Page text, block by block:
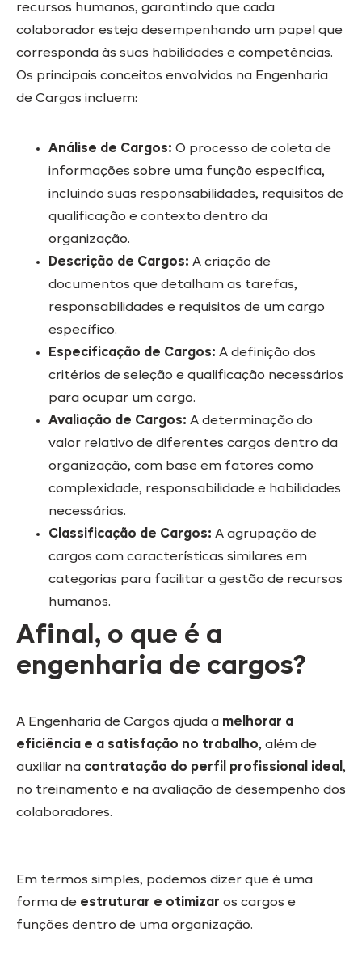
recursos humanos, garantindo que cada
colaborador esteja desempenhando um papel que
corresponda às suas habilidades e competências.
Os principais conceitos envolvidos na Engenharia
de Cargos incluem:
Análise de Cargos: O processo de coleta de
informações sobre uma função específica,
incluindo suas responsabilidades, requisitos de
qualificação e contexto dentro da
organização.
Descrição de Cargos: A criação de
documentos que detalham as tarefas,
responsabilidades e requisitos de um cargo
específico.
Especificação de Cargos: A definição dos
critérios de seleção e qualificação necessários
para ocupar um cargo.
Avaliação de Cargos: A determinação do
valor relativo de diferentes cargos dentro da
organização, com base em fatores como
complexidade, responsabilidade e habilidades
necessárias.
Classificação de Cargos: A agrupação de
cargos com características similares em
categorias para facilitar a gestão de recursos
humanos.
Afinal, o que é a
engenharia de cargos?
A Engenharia de Cargos ajuda a melhorar a
eficiência e a satisfação no trabalho, além de
auxiliar na contratação do perfil profissional ideal,
no treinamento e na avaliação de desempenho dos
colaboradores.
Em termos simples, podemos dizer que é uma
forma de estruturar e otimizar os cargos e
funções dentro de uma organização.